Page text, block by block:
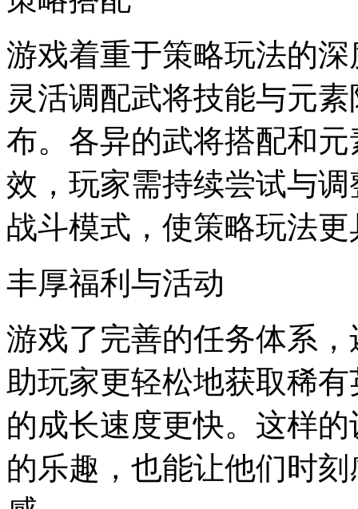
游戏着重于策略玩法的
灵活调配武将技能与元
布。各异的武将搭配和
效，玩家需持续尝试与
战斗模式，使策略玩法
丰厚福利与活动
游戏了完善的任务体系
助玩家更轻松地获取稀
的成长速度更快。这样
的乐趣，也能让他们时